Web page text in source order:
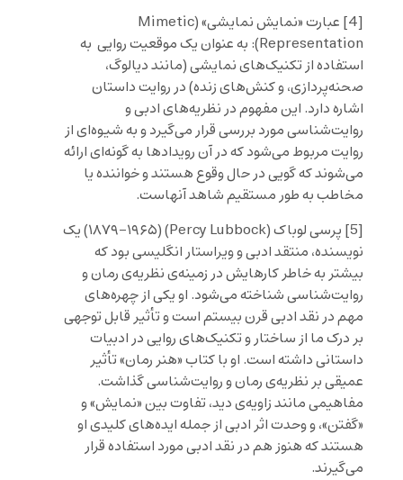
[4]
عبارت «نمایش نمایشی» (Mimetic
Representation): به عنوان یک موقعیت روایی به
استفاده از تکنیک‌های نمایشی (مانند دیالوگ،
صحنه‌پردازی، و کنش‌های زنده) در روایت داستان
اشاره دارد. این مفهوم در نظریه‌های ادبی و
روایت‌شناسی مورد بررسی قرار می‌گیرد و به شیوه‌ای از
روایت مربوط می‌شود که در آن رویدادها به گونه‌ای ارائه
می‌شوند که گویی در حال وقوع هستند و خواننده یا
مخاطب به طور مستقیم شاهد آنهاست.
[5]
پرسی لوباک (Percy Lubbock) (۱۸۷۹–۱۹۶۵) یک
نویسنده، منتقد ادبی و ویراستار انگلیسی بود که
بیشتر به خاطر کارهایش در زمینه‌ی نظریه‌ی رمان و
روایت‌شناسی شناخته می‌شود. او یکی از چهره‌های
مهم در نقد ادبی قرن بیستم است و تأثیر قابل توجهی
بر درک ما از ساختار و تکنیک‌های روایی در ادبیات
داستانی داشته است. او با کتاب «هنر رمان» تأثیر
عمیقی بر نظریه‌ی رمان و روایت‌شناسی گذاشت.
مفاهیمی مانند زاویه‌ی دید، تفاوت بین «نمایش» و
«گفتن»، و وحدت اثر ادبی از جمله ایده‌های کلیدی او
هستند که هنوز هم در نقد ادبی مورد استفاده قرار
می‌گیرند.